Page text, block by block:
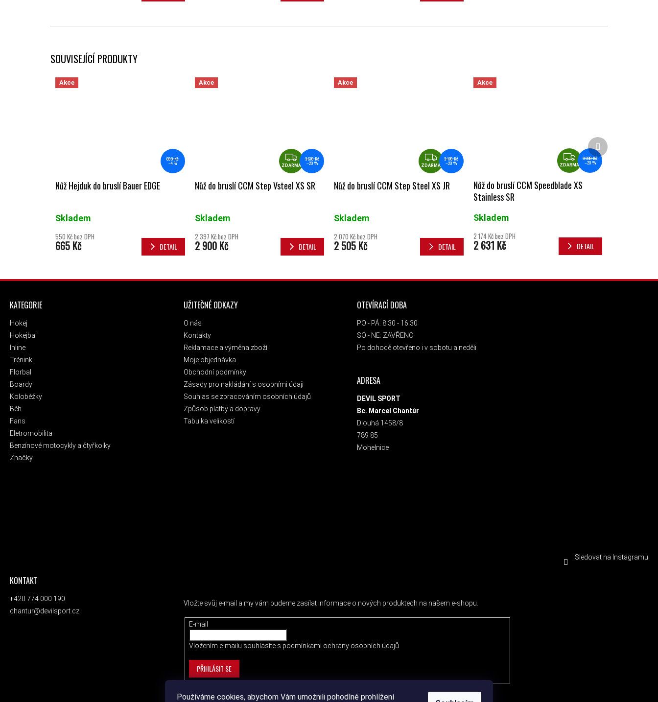
Používáme cookies, abychom Vám umožnili pohodlné prohlížení
SOUVISEJÍCÍ PRODUKTY
Akce
699 Kč
–4 %
Nůž Hejduk do bruslí Bauer EDGE
Skladem
550 Kč bez DPH
665 Kč DETAIL
Akce
ZDARMA
ZDARMA
3 670 Kč
–20 %
Nůž do bruslí CCM Step Vsteel XS SR
Skladem
2 397 Kč bez DPH
2 900 Kč DETAIL
Akce
ZDARMA
ZDARMA
3 170 Kč
–20 %
Nůž do bruslí CCM Step Steel XS JR
Skladem
2 070 Kč bez DPH
2 505 Kč DETAIL
Akce
ZDARMA
ZDARMA
3 330 Kč
–20 %
Nůž do bruslí CCM Speedblade XS
Stainless SR
Skladem
2 174 Kč bez DPH
2 631 Kč DETAIL
Další produkt
ZÁPATÍ
KATEGORIE
Hokej
Hokejbal
Inline
Trénink
Florbal
Boardy
Koloběžky
Běh
Fans
Eletromobilita
Benzínové motocykly a čtyřkolky
Značky
UŽITEČNÉ ODKAZY
O nás
Kontakty
Reklamace a výměna zboží
Moje objednávka
Obchodní podmínky
Zásady pro nakládání s osobními údaji
Souhlas se zpracováním osobních údajů
Způsob platby a dopravy
Tabulka velikostí
OTEVÍRACÍ DOBA
PO - PÁ: 8:30 - 16:30
SO - NE: ZAVŘENO
Po dohodě otevřeno i v sobotu a neděli.
ADRESA
DEVIL SPORT
Bc. Marcel Chantúr
Dlouhá 1458/8
789 85
Mohelnice
Sledovat na Instagramu
KONTAKT
+420 774 000 190
chantur@devilsport.cz
Vložte svůj e-mail a my vám budeme zasílat informace o nových produktech na našem e-shopu.
E-mail
Vložením e-mailu souhlasíte s podmínkami ochrany osobních údajů
PŘIHLÁSIT SE